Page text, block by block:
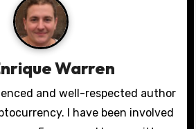
Warren
and well-respected author
I have been involved